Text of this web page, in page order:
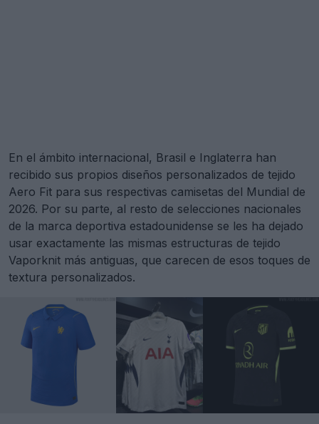
En el ámbito internacional, Brasil e Inglaterra han
recibido sus propios diseños personalizados de tejido
Aero Fit para sus respectivas camisetas del Mundial de
2026. Por su parte, al resto de selecciones nacionales
de la marca deportiva estadounidense se les ha dejado
usar exactamente las mismas estructuras de tejido
Vaporknit más antiguas, que carecen de esos toques de
textura personalizados.